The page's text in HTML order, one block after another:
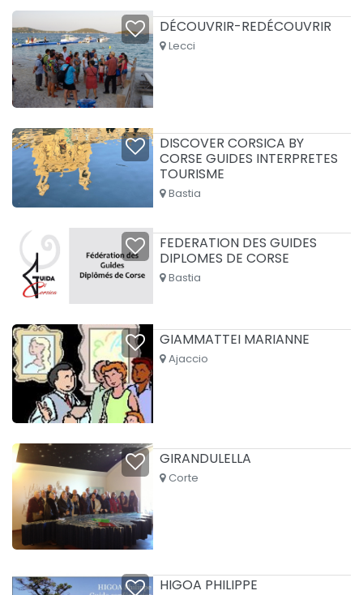
DÉCOUVRIR-REDÉCOUVRIR
Lecci
DISCOVER CORSICA BY
CORSE GUIDES INTERPRETES
TOURISME
Bastia
FEDERATION DES GUIDES
DIPLOMES DE CORSE
Bastia
GIAMMATTEI MARIANNE
Ajaccio
GIRANDULELLA
Corte
HIGOA PHILIPPE